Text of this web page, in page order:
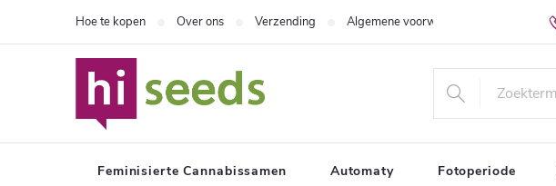
Hoe te kopen Over ons Verzending Algemene voorwaarden
Feminisierte Cannabissamen Automaty Fotoperiode